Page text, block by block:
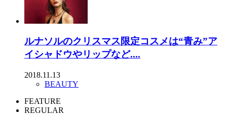
ルナソルのクリスマス限定コスメは“青み”ア
イシャドウやリップなど....
2018.11.13
BEAUTY
FEATURE
REGULAR